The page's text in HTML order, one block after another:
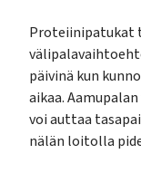
Proteiinipatukat
päivinä kun
aikaa.
voi auttaa
nälän loitolla